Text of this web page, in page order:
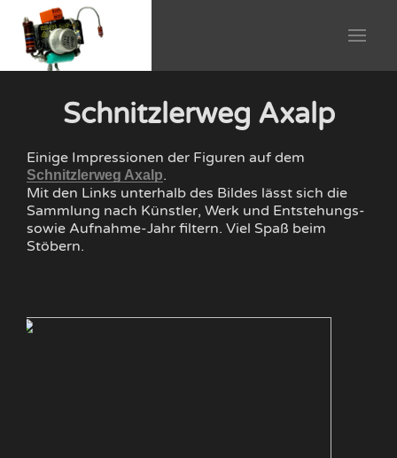
Schnitzlerweg Axalp
Einige Impressionen der Figuren auf dem
Schnitzlerweg Axalp.
Mit den Links unterhalb des Bildes lässt sich die
Sammlung nach Künstler, Werk und Entstehungs-
sowie Aufnahme-Jahr filtern. Viel Spaß beim
Stöbern.